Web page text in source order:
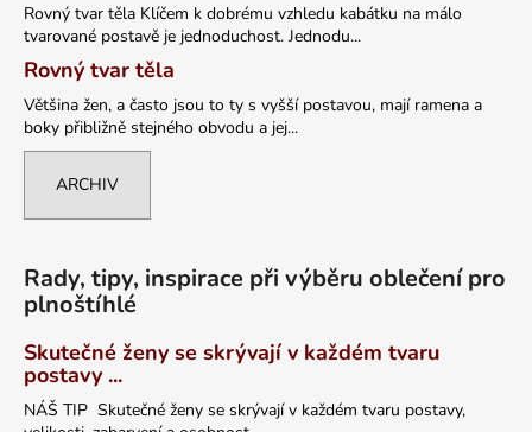
Rovný tvar těla Klíčem k dobrému vzhledu kabátku na málo
tvarované postavě je jednoduchost. Jednodu...
Rovný tvar těla
Většina žen, a často jsou to ty s vyšší postavou, mají ramena a
boky přibližně stejného obvodu a jej...
ARCHIV
Rady, tipy, inspirace při výběru oblečení pro
plnoštíhlé
Skutečné ženy se skrývají v každém tvaru
postavy ...
NÁŠ TIP Skutečné ženy se skrývají v každém tvaru postavy,